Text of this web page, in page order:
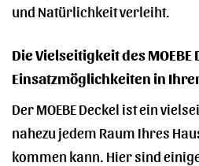
und Natürlichkeit verleiht.
Die Vielseitigkeit des MOEBE
Einsatzmöglichkeiten in
Der MOEBE Deckel ist ein
nahezu jedem Raum Ihres
kommen kann. Hier sind